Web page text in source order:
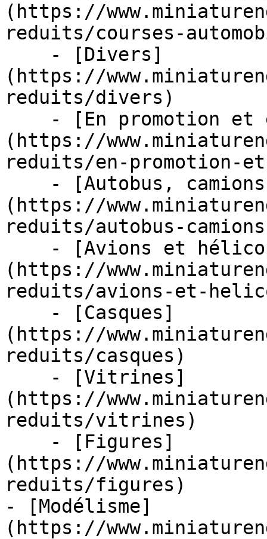
(https://
reduits/courses-
(https://
reduits/divers)
(https://
reduits/en-promotion-
(https://
reduits/autobus-
(https://
reduits/avions-et-
(https://
reduits/casques)
(https://
reduits/vitrines)
(https://
reduits/figures)
- [Modélisme]
(https://